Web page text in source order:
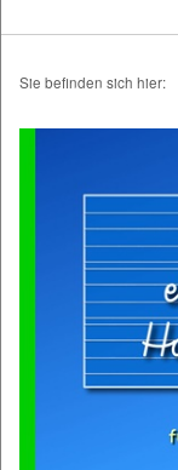
Sie befinden sich hier: